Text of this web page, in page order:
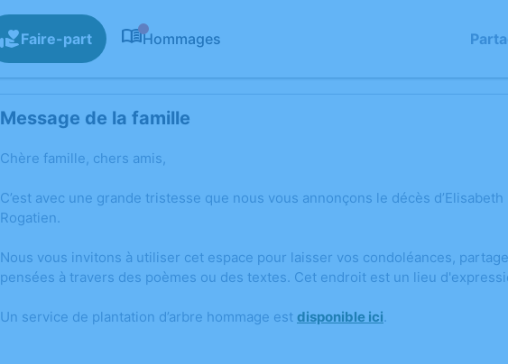
Faire-part Hommages
Message de la famille
Chère famille, chers amis,
C’est avec une grande tristesse que nous vous annonçons le décès
Rogatien.
Nous vous invitons à utiliser cet espace pour laisser vos condoléances,
pensées à travers des poèmes ou des textes. Cet endroit est un lieu
Un service de plantation d’arbre hommage est disponible ici.